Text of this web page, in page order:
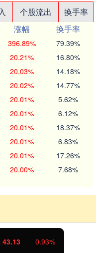
个股流出
换手率
涨幅
换手率
396.89% 79.39%
20.21% 16.80%
20.03% 14.18%
20.02% 14.77%
20.01% 5.62%
20.01% 6.12%
20.01% 18.37%
20.01% 6.83%
20.01% 17.26%
20.00% 7.68%
43.13 0.93%